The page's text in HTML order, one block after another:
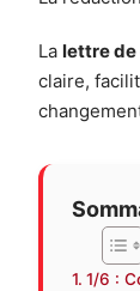
La lettre de
claire,
1/6 :